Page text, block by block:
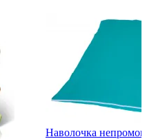
Наволочка